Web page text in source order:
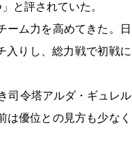
と評されていた。
ーム力を高めてきた。日
入りし、総力戦で初戦に
司令塔アルダ・ギュレル
優位との見方も少なく